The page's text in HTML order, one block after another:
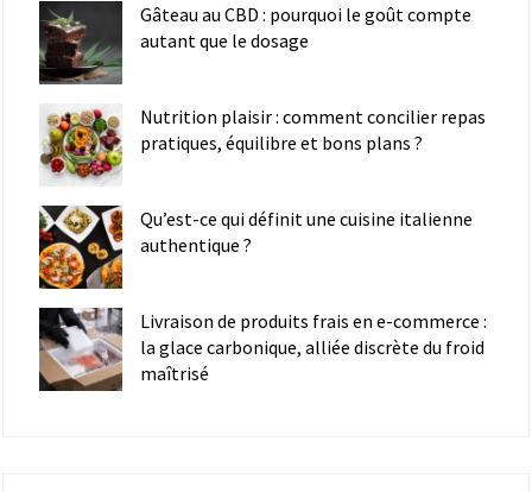
Gâteau au CBD : pourquoi le goût compte
autant que le dosage
Nutrition plaisir : comment concilier repas
pratiques, équilibre et bons plans ?
Qu’est-ce qui définit une cuisine italienne
authentique ?
Livraison de produits frais en e-commerce :
la glace carbonique, alliée discrète du froid
maîtrisé